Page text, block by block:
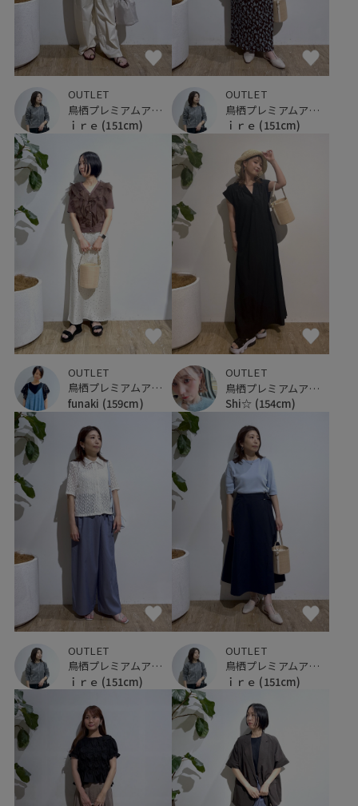
OUTLET
鳥栖プレミアムアウトレット
ｉｒｅ (151cm)
OUTLET
鳥栖プレミアムアウトレット
ｉｒｅ (151cm)
OUTLET
鳥栖プレミアムアウトレット
funaki (159cm)
OUTLET
鳥栖プレミアムアウトレット
Shi☆ (154cm)
OUTLET
鳥栖プレミアムアウトレット
ｉｒｅ (151cm)
OUTLET
鳥栖プレミアムアウトレット
ｉｒｅ (151cm)